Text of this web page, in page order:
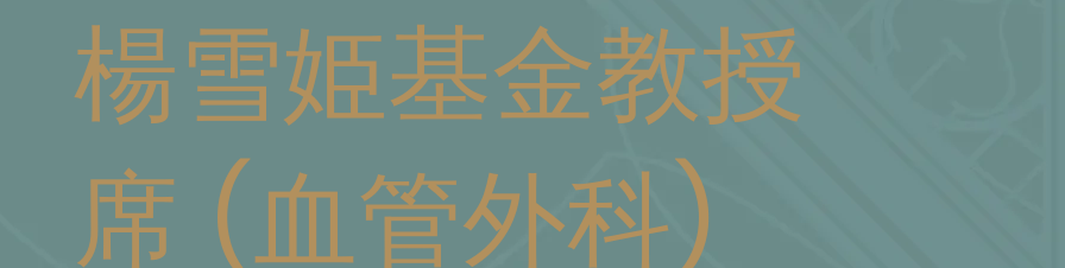
楊雪姫基金教授
席 (血管外科)